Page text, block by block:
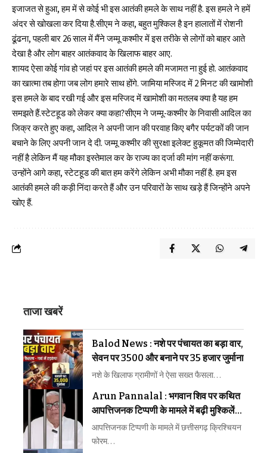
इजाजत से हुआ, हम में से कोई भी इस आतंकी हमले के साथ नहीं है. इस हमले ने हमें
अंदर से खोखला कर दिया है.सीएम ने कहा, बहुत मुश्किल है इन हालातों में रोशनी
ढूंढना, पहली बार 26 साल में मैंने जम्मू कश्मीर में इस तरीके से लोगों को बाहर आते
देखा है और लोग बाहर आतंकवाद के खिलाफ बाहर आए.
शायद ऐसा कोई गांव हो जहां पर इस आतंकी हमले की मजामत ना हुई हो. आतंकवाद
का खात्मा तब होगा जब लोग हमारे साथ होंगे. जामिया मस्जिद में 2 मिनट की खामोशी
इस हमले के बाद रखी गई और इस मस्जिद में खामोशी का मतलब क्या है यह हम
समझते हैं.स्टेटहूड को लेकर क्या कहा?सीएम ने जम्मू-कश्मीर के निवासी आदिल का
जिक्र करते हुए कहा, आदिल ने अपनी जान की परवाह किए बगैर पर्यटकों की जान
बचाने के लिए अपनी जान दे दी. जम्मू कश्मीर की सुरक्षा इलेक्ट हुकूमत की जिम्मेदारी
नहीं है लेकिन मैं यह मौका इस्तेमाल कर के राज्य का दर्जा की मांग नहीं करूंगा.
उन्होंने आगे कहा, स्टेटहूड की बात हम करेंगे लेकिन अभी मौका नहीं है. हम इस
आतंकी हमले की कड़ी निंदा करते हैं और उन परिवारों के साथ खड़े हैं जिन्होंने अपने
खोए हैं.
ताजा खबरें
Balod News : नशे पर पंचायत का बड़ा वार,
सेवन पर 3500 और बनाने पर 35 हजार जुर्माना
नशे के खिलाफ ग्रामीणों ने ऐसा सख्त फैसला…
Arun Pannalal : भगवान शिव पर कथित
आपत्तिजनक टिप्पणी के मामले में बढ़ी मुश्किलें,
जमानत खारिज होने के बाद जेल भेजे गए अरुण
पन्नालाल
आपत्तिजनक टिप्पणी के मामले में छत्तीसगढ़ क्रिश्चियन
फोरम…